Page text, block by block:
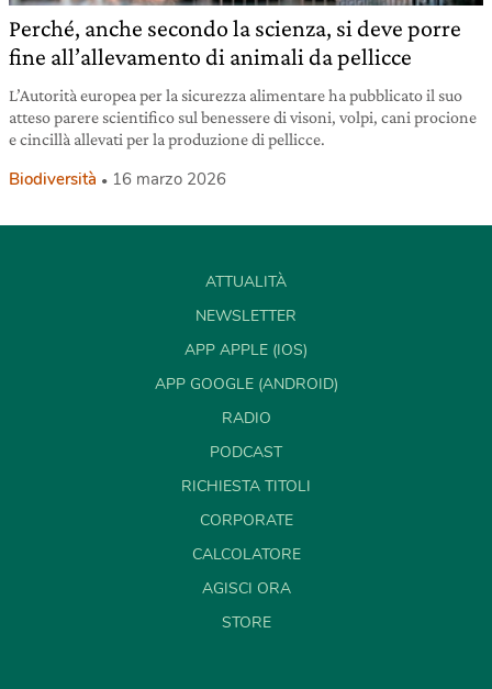
Perché, anche secondo la scienza, si deve porre
fine all’allevamento di animali da pellicce
L’Autorità europea per la sicurezza alimentare ha pubblicato il suo
atteso parere scientifico sul benessere di visoni, volpi, cani procione
e cincillà allevati per la produzione di pellicce.
Biodiversità 16 marzo 2026
ATTUALITÀ
NEWSLETTER
APP APPLE (IOS)
APP GOOGLE (ANDROID)
RADIO
PODCAST
RICHIESTA TITOLI
CORPORATE
CALCOLATORE
AGISCI ORA
STORE